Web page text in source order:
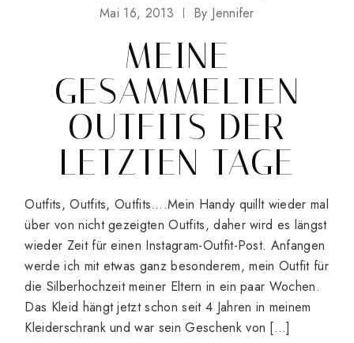
Mai 16, 2013
By Jennifer
MEINE
GESAMMELTEN
OUTFITS DER
LETZTEN TAGE
Outfits, Outfits, Outfits….Mein Handy quillt wieder mal
über von nicht gezeigten Outfits, daher wird es längst
wieder Zeit für einen Instagram-Outfit-Post. Anfangen
werde ich mit etwas ganz besonderem, mein Outfit für
die Silberhochzeit meiner Eltern in ein paar Wochen.
Das Kleid hängt jetzt schon seit 4 Jahren in meinem
Kleiderschrank und war sein Geschenk von […]